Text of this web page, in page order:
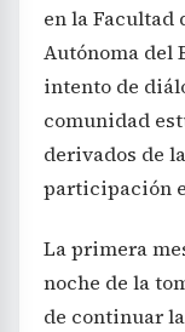
en la Facultad
Autónoma del
intento de
comunidad
derivados de
participación
La primera
noche de la
de continuar